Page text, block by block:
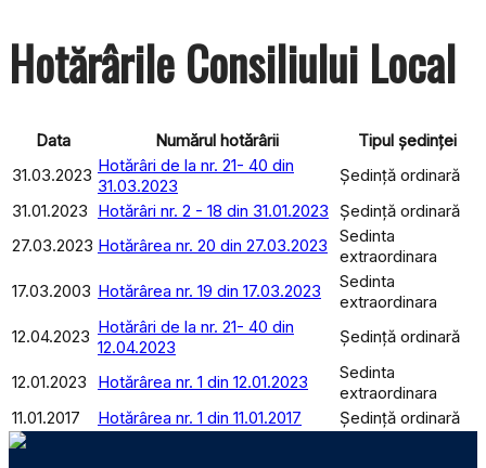
Hotărârile Consiliului Local
Data Numărul hotărârii
Tipul ședinței
31.03.2023 Hotărâri de la nr. 21- 40 din
31.03.2023
Ședință ordinară
31.01.2023 Hotărâri nr. 2 - 18 din 31.01.2023
Ședință ordinară
27.03.2023 Hotărârea nr. 20 din 27.03.2023
Sedinta
extraordinara
17.03.2003 Hotărârea nr. 19 din 17.03.2023
Sedinta
extraordinara
12.04.2023 Hotărâri de la nr. 21- 40 din
12.04.2023
Ședință ordinară
12.01.2023 Hotărârea nr. 1 din 12.01.2023
Sedinta
extraordinara
11.01.2017
Hotărârea nr. 1 din 11.01.2017 Ședință ordinară